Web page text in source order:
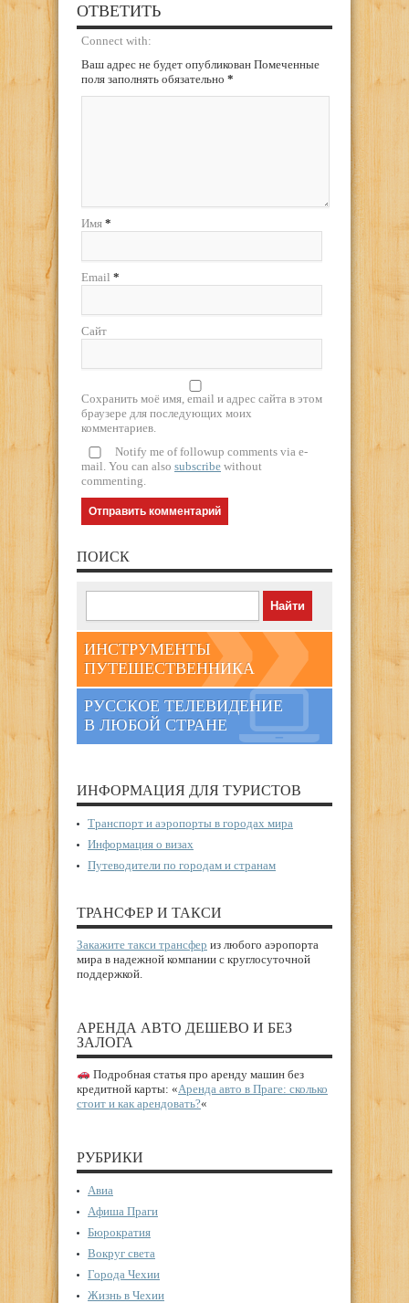
ОТВЕТИТЬ
Connect with:
Ваш адрес не будет опубликован Помеченные
поля заполнять обязательно *
Имя *
Email *
Сайт
Сохранить моё имя, email и адрес сайта в этом
браузере для последующих моих
комментариев.
Notify me of followup comments via e-
mail. You can also subscribe without
commenting.
ПОИСК
ИНСТРУМЕНТЫ
ПУТЕШЕСТВЕННИКА
РУССКОЕ ТЕЛЕВИДЕНИЕ
В ЛЮБОЙ СТРАНЕ
ИНФОРМАЦИЯ ДЛЯ ТУРИСТОВ
Транспорт и аэропорты в городах мира
Информация о визах
Путеводители по городам и странам
ТРАНСФЕР И ТАКСИ
Закажите такси трансфер из любого аэропорта
мира в надежной компании с круглосуточной
поддержкой.
АРЕНДА АВТО ДЕШЕВО И БЕЗ
ЗАЛОГА
Подробная статья про аренду машин без
кредитной карты: «Аренда авто в Праге: сколько
стоит и как арендовать?«
РУБРИКИ
Авиа
Афиша Праги
Бюрократия
Вокруг света
Города Чехии
Жизнь в Чехии